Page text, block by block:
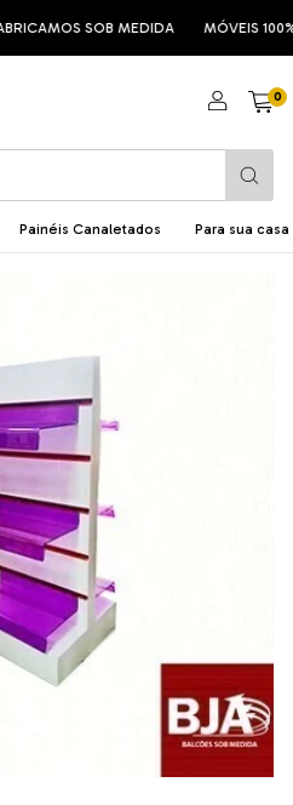
SOB MEDIDA MÓVEIS 100%
0
Painéis Canaletados Para sua casa